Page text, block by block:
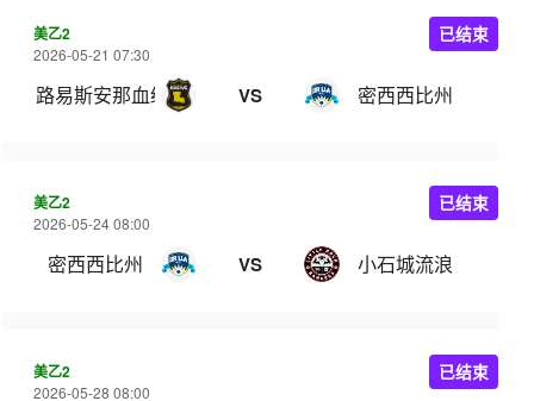
美乙2
2026-05-21 07:30
路易斯安那血统 VS 密西西比州
已结束
美乙2
2026-05-24 08:00
密西西比州 VS 小石城流浪
已结束
美乙2
2026-05-28 08:00
已结束